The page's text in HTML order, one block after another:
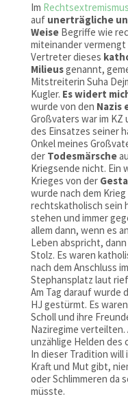
Im
auf unerträgliche
WeiseBegriffe wie
miteinander
Vertreter dieses
Milieusgenannt,
Mitstreiterin Suha
Kugler. Es widert
wurde von den Nazis
Großvaters war im
des Einsatzes seiner
Onkel meines
der Todesmärsche
Kriegsende nicht. Ein
Krieges von der
wurde nach dem
rechtskatholisch sein
stehen und immer
allem dann, wenn es
Leben abspricht,
Stolz. Es waren
nach dem Anschluss
Stephansplatz laut
Am Tag darauf wurde
HJ gestürmt. Es
Scholl und ihre
Naziregime verteilten.
unzählige Helden des
In dieser Tradition
Kraft und Mut gibt,
oder Schlimmeren da
müsste.